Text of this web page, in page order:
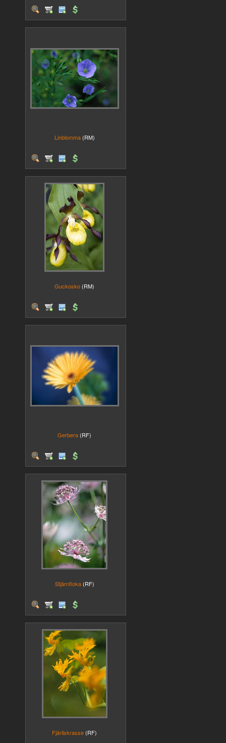
Linblomma (RM)
Guckosko (RM)
Gerbera (RF)
Stjärnfloka (RF)
Fjärilskrasse (RF)